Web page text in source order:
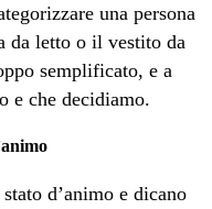
una persona
da letto o il vestito da
semplificato, e a
e che decidiamo.
d’animo e dicano